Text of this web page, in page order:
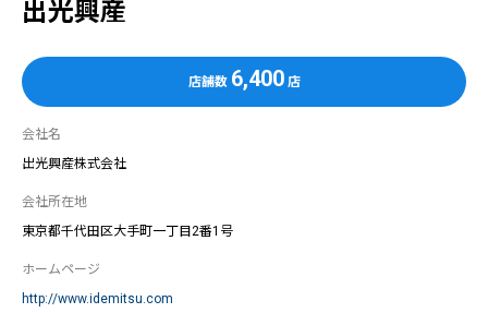
出光興産
店舗数 6,400店
会社名
出光興産株式会社
会社所在地
東京都千代田区大手町一丁目2番1号
ホームページ
http://www.idemitsu.com